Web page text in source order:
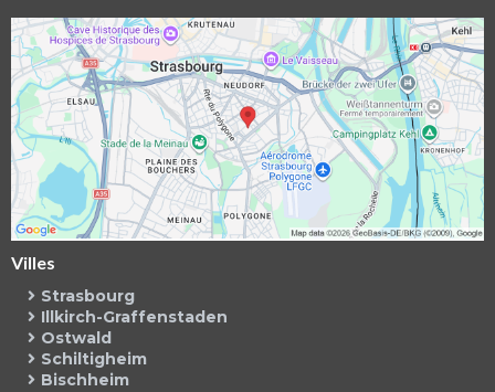
Villes
Strasbourg
Illkirch-Graffenstaden
Ostwald
Schiltigheim
Bischheim